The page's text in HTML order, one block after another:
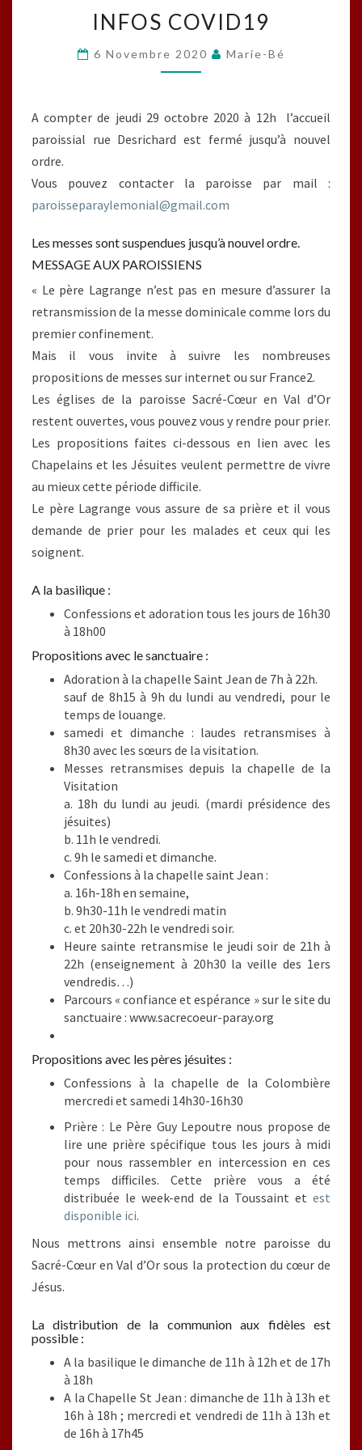
COVID19
INFOS COVID19
6 Novembre 2020 Marie-Bé
A compter de jeudi 29 octobre 2020 à 12h l’accueil
paroissial rue Desrichard est fermé jusqu’à nouvel
ordre.
Vous pouvez contacter la paroisse par mail :
paroisseparaylemonial@gmail.com
Les messes sont suspendues jusqu’à nouvel ordre.
MESSAGE AUX PAROISSIENS
« Le père Lagrange n’est pas en mesure d’assurer la
retransmission de la messe dominicale comme lors du
premier confinement.
Mais il vous invite à suivre les nombreuses
propositions de messes sur internet ou sur France2.
Les églises de la paroisse Sacré-Cœur en Val d’Or
restent ouvertes, vous pouvez vous y rendre pour prier.
Les propositions faites ci-dessous en lien avec les
Chapelains et les Jésuites veulent permettre de vivre
au mieux cette période difficile.
Le père Lagrange vous assure de sa prière et il vous
demande de prier pour les malades et ceux qui les
soignent.
A la basilique :
Confessions et adoration tous les jours de 16h30
à 18h00
Propositions avec le sanctuaire :
Adoration à la chapelle Saint Jean de 7h à 22h.
sauf de 8h15 à 9h du lundi au vendredi, pour le
temps de louange.
samedi et dimanche : laudes retransmises à
8h30 avec les sœurs de la visitation.
Messes retransmises depuis la chapelle de la
Visitation
a. 18h du lundi au jeudi. (mardi présidence des
jésuites)
b. 11h le vendredi.
c. 9h le samedi et dimanche.
Confessions à la chapelle saint Jean :
a. 16h-18h en semaine,
b. 9h30-11h le vendredi matin
c. et 20h30-22h le vendredi soir.
Heure sainte retransmise le jeudi soir de 21h à
22h (enseignement à 20h30 la veille des 1ers
vendredis…)
Parcours « confiance et espérance » sur le site du
sanctuaire : www.sacrecoeur-paray.org
Propositions avec les pères jésuites :
Confessions à la chapelle de la Colombière
mercredi et samedi 14h30-16h30
Prière : Le Père Guy Lepoutre nous propose de
lire une prière spécifique tous les jours à midi
pour nous rassembler en intercession en ces
temps difficiles. Cette prière vous a été
distribuée le week-end de la Toussaint et est
disponible ici.
Nous mettrons ainsi ensemble notre paroisse du
Sacré-Cœur en Val d’Or sous la protection du cœur de
Jésus.
La distribution de la communion aux fidèles est
possible :
A la basilique le dimanche de 11h à 12h et de 17h
à 18h
A la Chapelle St Jean : dimanche de 11h à 13h et
16h à 18h ; mercredi et vendredi de 11h à 13h et
de 16h à 17h45